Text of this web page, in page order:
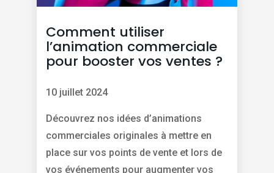
Comment utiliser
l’animation commerciale
pour booster vos ventes ?
10 juillet 2024
Découvrez nos idées d’animations
commerciales originales à mettre en
place sur vos points de vente et lors de
vos événements pour augmenter vos